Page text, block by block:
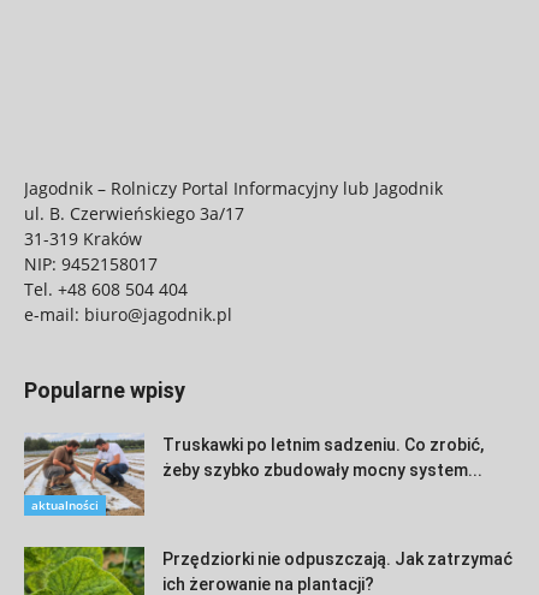
Jagodnik – Rolniczy Portal Informacyjny lub Jagodnik
ul. B. Czerwieńskiego 3a/17
31-319 Kraków
NIP: 9452158017
Tel. +48 608 504 404
e-mail: biuro@jagodnik.pl
Popularne wpisy
aktualności
Truskawki po letnim sadzeniu. Co zrobić,
żeby szybko zbudowały mocny system...
Przędziorki nie odpuszczają. Jak zatrzymać
ich żerowanie na plantacji?